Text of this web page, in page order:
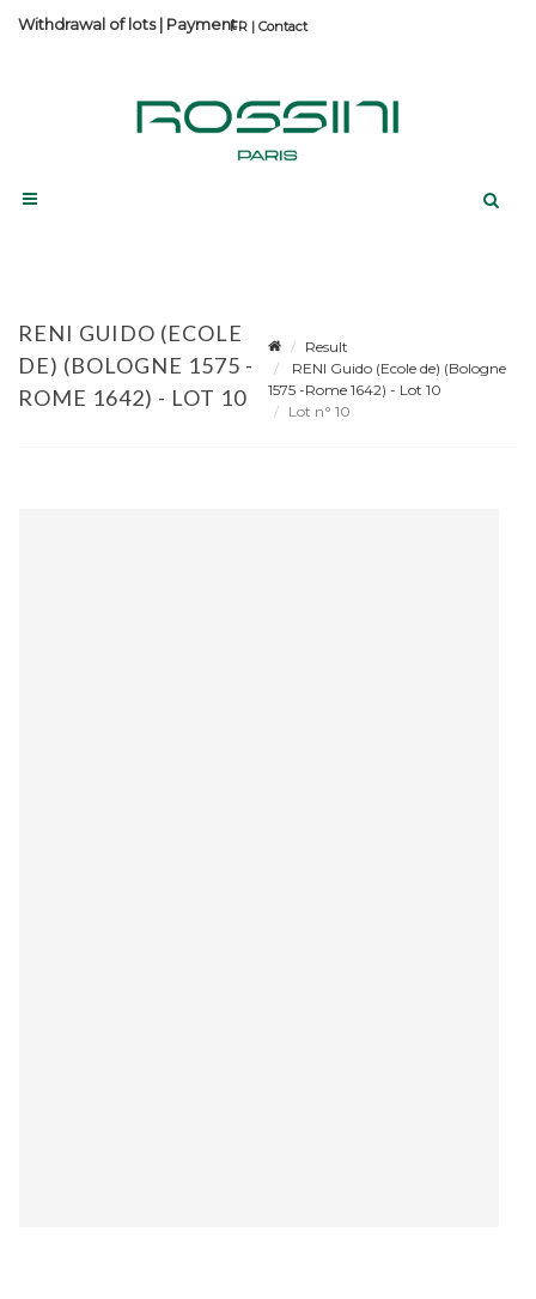
Contact
Withdrawal of lots| Payment
RENI GUIDO (ECOLE
DE) (BOLOGNE 1575 -
ROME 1642) - LOT 10
Result
RENI Guido (Ecole de) (Bologne
1575 -Rome 1642) - Lot 10
Lot n° 10